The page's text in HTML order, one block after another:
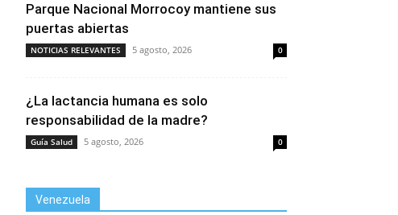
Parque Nacional Morrocoy mantiene sus
puertas abiertas
NOTICIAS RELEVANTES 5 agosto, 2026 0
¿La lactancia humana es solo
responsabilidad de la madre?
Guía Salud 5 agosto, 2026 0
Venezuela